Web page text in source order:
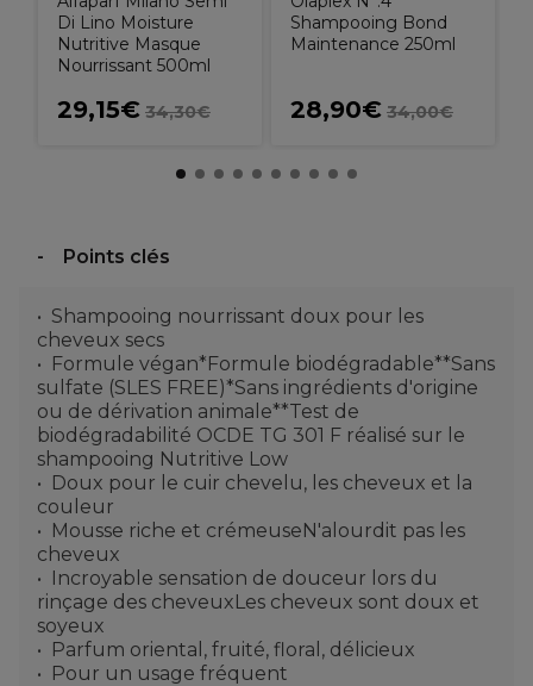
Di Lino Moisture
Nutritive Masque
Nourrissant 500ml
29,15€ 34,30€
Shampooing Bond
Maintenance 250ml
28,90€ 34,00€
Points clés
Shampooing nourrissant doux pour les
cheveux secs
Formule végan*Formule biodégradable**Sans
sulfate (SLES FREE)*Sans ingrédients d'origine
ou de dérivation animale**Test de
biodégradabilité OCDE TG 301 F réalisé sur le
shampooing Nutritive Low
Doux pour le cuir chevelu, les cheveux et la
couleur
Mousse riche et crémeuseN'alourdit pas les
cheveux
Incroyable sensation de douceur lors du
rinçage des cheveuxLes cheveux sont doux et
soyeux
Parfum oriental, fruité, floral, délicieux
Pour un usage fréquent